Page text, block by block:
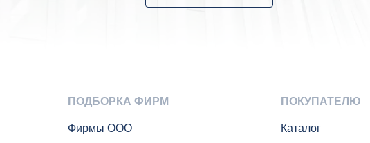
ПОДБОРКА ФИРМ
Фирмы ООО
ПОКУПАТЕЛЮ
Каталог